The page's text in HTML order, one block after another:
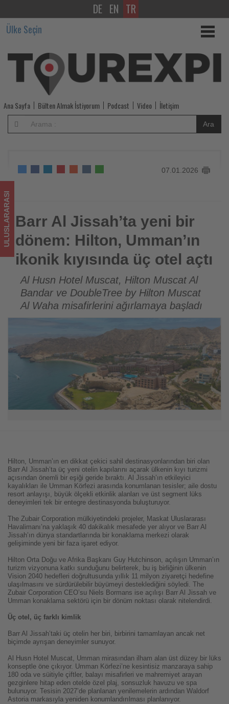
Barr
Al
Jissah’ta
yeni
bir
dönem:
Hilton,
Umman’ın
ikonik
kıyısında
üç
otel
açtı
Tourexpi,
sizler
için
turizmde
olup
bitenleri
DE EN TR
Ülke Seçin
Ana Sayfa Bülten Almak İstiyorum Podcast Video İletişim
Ara
07.01.2026
Barr Al Jissah’ta yeni bir dönem: Hilton, Umman’ın ikonik
kıyısında üç otel açtı
ULUSLARARASI Barr Al Jissah’ta yeni bir
dönem: Hilton, Umman’ın
ikonik kıyısında üç otel açtı
Al Husn Hotel Muscat, Hilton Muscat Al
Bandar ve DoubleTree by Hilton Muscat
Al Waha misafirlerini ağırlamaya başladı
Hilton, Umman’ın en dikkat çekici sahil destinasyonlarından biri olan
Barr Al Jissah’ta üç yeni otelin kapılarını açarak ülkenin kıyı turizmi
açısından önemli bir eşiği geride bıraktı. Al Jissah’ın etkileyici
kayalıkları ile Umman Körfezi arasında konumlanan tesisler; aile dostu
resort anlayışı, büyük ölçekli etkinlik alanları ve üst segment lüks
deneyimleri tek bir entegre destinasyonda buluşturuyor.
The Zubair Corporation mülkiyetindeki projeler, Maskat Uluslararası
Havalimanı’na yaklaşık 40 dakikalık mesafede yer alıyor ve Barr Al
Jissah’ın dünya standartlarında bir konaklama merkezi olarak
gelişiminde yeni bir faza işaret ediyor.
Hilton Orta Doğu ve Afrika Başkanı Guy Hutchinson, açılışın Umman’ın
turizm vizyonuna katkı sunduğunu belirterek, bu iş birliğinin ülkenin
Vision 2040 hedefleri doğrultusunda yıllık 11 milyon ziyaretçi hedefine
ulaşılmasını ve sürdürülebilir büyümeyi desteklediğini söyledi. The
Zubair Corporation CEO’su Niels Bormans ise açılışı Barr Al Jissah ve
Umman konaklama sektörü için bir dönüm noktası olarak nitelendirdi.
Üç otel, üç farklı kimlik
Barr Al Jissah’taki üç otelin her biri, birbirini tamamlayan ancak net
biçimde ayrışan deneyimler sunuyor.
Al Husn Hotel Muscat, Umman mirasından ilham alan üst düzey bir lüks
konseptle öne çıkıyor. Umman Körfezi’ne kesintisiz manzaraya sahip
180 oda ve süitiyle çiftler, balayı misafirleri ve mahremiyet arayan
gezginlere hitap eden otelde özel plaj, sonsuzluk havuzu ve spa
bulunuyor. Tesisin 2027’de planlanan yenilemelerin ardından Waldorf
Astoria markasıyla yeniden konumlandırılması planlanıyor.